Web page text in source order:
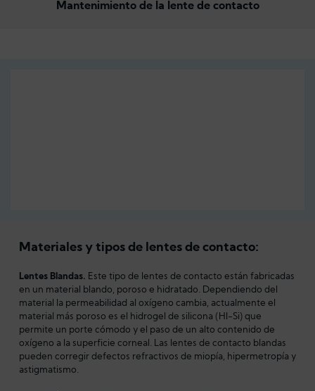
Mantenimiento de la lente de contacto
Materiales y tipos de lentes de contacto:
Lentes Blandas. Este tipo de lentes de contacto están fabricadas
en un material blando, poroso e hidratado. Dependiendo del
material la permeabilidad al oxígeno cambia, actualmente el
material más poroso es el hidrogel de silicona (HI-Si) que
permite un porte cómodo y el paso de un alto contenido de
oxígeno a la superficie corneal. Las lentes de contacto blandas
pueden corregir defectos refractivos de miopía, hipermetropía y
astigmatismo.